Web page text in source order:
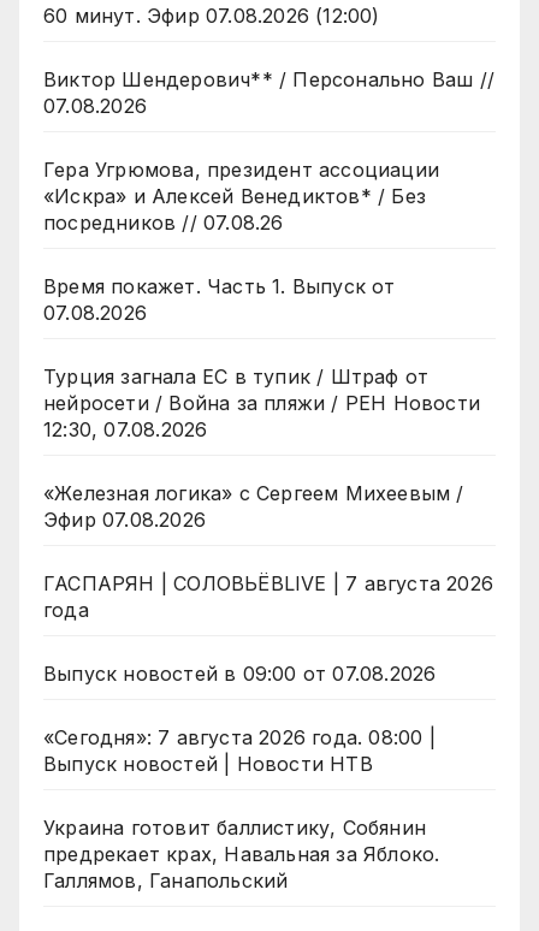
60 минут. Эфир 07.08.2026 (12:00)
Виктор Шендерович** / Персонально Ваш //
07.08.2026
Гера Угрюмова, президент ассоциации
«Искра» и Алексей Венедиктов* / Без
посредников // 07.08.26
Время покажет. Часть 1. Выпуск от
07.08.2026
Турция загнала ЕС в тупик / Штраф от
нейросети / Война за пляжи / РЕН Новости
12:30, 07.08.2026
«Железная логика» с Сергеем Михеевым /
Эфир 07.08.2026
ГАСПАРЯН | СОЛОВЬЁВLIVE | 7 августа 2026
года
Выпуск новостей в 09:00 от 07.08.2026
«Сегодня»: 7 августа 2026 года. 08:00 |
Выпуск новостей | Новости НТВ
Украина готовит баллистику, Собянин
предрекает крах, Навальная за Яблоко.
Галлямов, Ганапольский